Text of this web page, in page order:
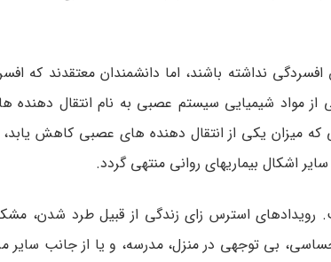
نداشته­ باشند، اما دانشمندان معتقدند که
مواد شیمیایی سیستم عصبی به نام انتقال دهنده
میزان یکی از انتقال­ دهنده­ های عصبی کاهش
اشکال بیماریهای روانی منتهی ­گردد.
رویدادهای استرس ­زای زندگی از قبیل طرد شدن،
بی توجهی در منزل، مدرسه، و یا از جانب سایر